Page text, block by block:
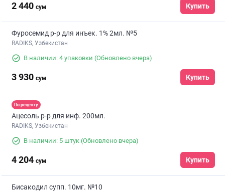
2 440 сум Купить
Фуросемид р-р для инъек. 1% 2мл. №5
RADIKS, Узбекистан
В наличии: 4 упаковки (Обновлено вчера)
3 930 сум Купить
По рецепту
Ацесоль р-р для инф. 200мл.
RADIKS, Узбекистан
В наличии: 5 штук (Обновлено вчера)
4 204 сум Купить
Бисакодил супп. 10мг. №10